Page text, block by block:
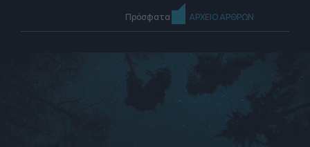
Πρόσφατα ΑΡΧΕΙΟ ΑΡΘΡΩΝ